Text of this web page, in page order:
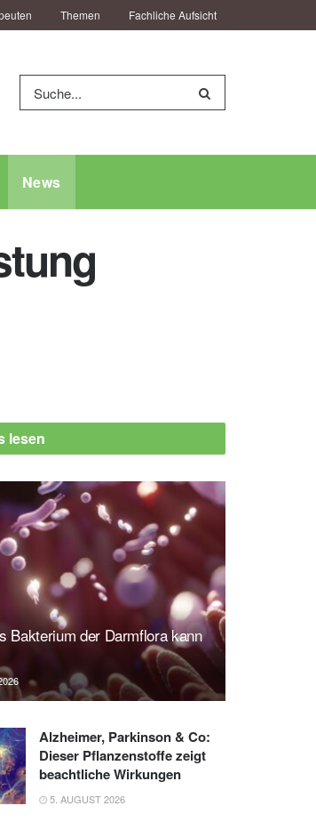
Themen Fachliche Aufsicht
News
lesen
Bakterium der Darmflora kann
Alzheimer, Parkinson & Co:
Dieser Pflanzenstoffe zeigt
beachtliche Wirkungen
5. AUGUST 2026